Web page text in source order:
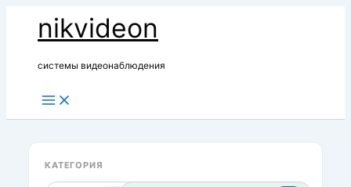
nikvideon
системы видеонаблюдения
КАТЕГОРИЯ